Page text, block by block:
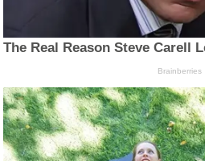
The Real Reason Steve Carell
Brainberries